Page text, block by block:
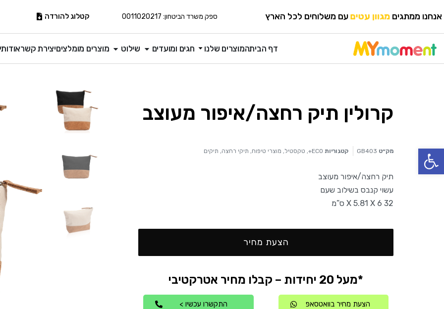
פתח סרגל נגישות
אנחנו ממתגים מגוון עטיםעם משלוחים לכל הארץ ספק משרד הביטחון: 0011020217 קטלוג להורדה
דף הביתהמוצרים שלנו חגים ומועדים שילוט מוצרים מומלציםיצירת קשר
קרולין תיק רחצה/איפור מעוצב
מק״ט GB403 קטגוריות ECO+
, טקסטיל, מוצרי טיפוח, תיקי רחצה, תיקים
תיק רחצה/איפור מעוצב
עשוי קנבס בשילוב שעם
32 X 5.81 X 6 ס”מ
הצעת מחיר
*מעל 20 יחידות – קבלו מחיר אטרקטיבי
הצעת מחיר בוואטסאפ התקשרו עכשיו >